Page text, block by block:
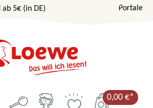
ab 5€ (in DE) Portale
0,00 €*